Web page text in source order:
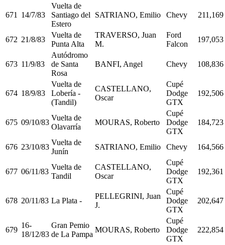
671 14/7/83
Vuelta de
Santiago del
Estero
SATRIANO, Emilio Chevy 211,169
672 21/8/83
Vuelta de
Punta Alta
TRAVERSO, Juan
M.
Ford
Falcon
197,053
673 11/9/83
Autódromo
de Santa
Rosa
BANFI, Angel Chevy 108,836
674 18/9/83
Vuelta de
Lobería -
(Tandil)
CASTELLANO,
Oscar
Cupé
Dodge
GTX
192,506
675 09/10/83
Vuelta de
Olavarría
MOURAS, Roberto
Cupé
Dodge
GTX
184,723
676 23/10/83
Vuelta de
Junín
SATRIANO, Emilio Chevy 164,566
677 06/11/83
Vuelta de
Tandil
CASTELLANO,
Oscar
Cupé
Dodge
GTX
192,361
678 20/11/83 La Plata -
PELLEGRINI, Juan
J.
Cupé
Dodge
GTX
202,647
679
16-
18/12/83
Gran Pemio
de La Pampa
MOURAS, Roberto
Cupé
Dodge
GTX
222,854